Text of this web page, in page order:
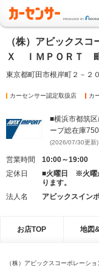
（株）アビックス
Ｘ ＩＭＰＯＲＴ
東京都町田市根岸町２－２
カーセンサー認定取扱店 カ
■横浜市都筑
ープ総在庫
(2026/07/30更新)
営業時間
10:00～19:00
定休日
■火曜日 ※火曜
ります。
法人名
アビックスイン
お店TOP 地図
（株）アビックスコーポレー